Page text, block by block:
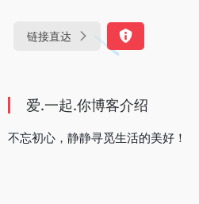
链接直达
爱.一起.你博客介绍
不忘初心，静静寻觅生活的美好！